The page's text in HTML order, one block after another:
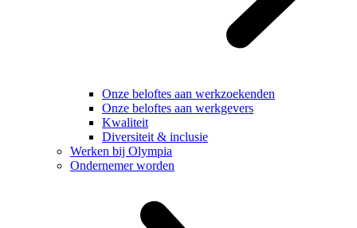
Onze beloftes aan werkzoekenden
Onze beloftes aan werkgevers
Kwaliteit
Diversiteit & inclusie
Werken bij Olympia
Ondernemer worden